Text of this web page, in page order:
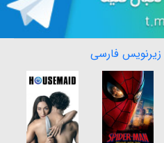
زیرنویس فارسی